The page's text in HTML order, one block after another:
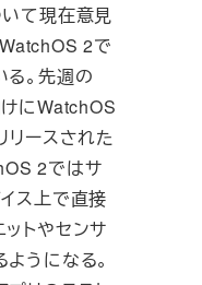
いて現在意見
2で
。先週の
にWatchOS
リースされた
2ではサ
ス上で直接
トやセンサ
うになる。